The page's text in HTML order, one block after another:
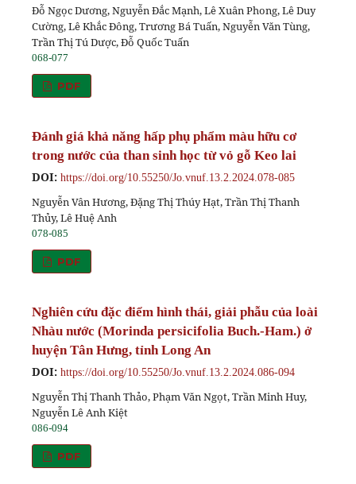
Đỗ Ngọc Dương, Nguyễn Đắc Mạnh, Lê Xuân Phong, Lê Duy
Cường, Lê Khắc Đông, Trương Bá Tuấn, Nguyễn Văn Tùng,
Trần Thị Tú Dược, Đỗ Quốc Tuấn
068-077
PDF
Đánh giá khả năng hấp phụ phẩm màu hữu cơ
trong nước của than sinh học từ vỏ gỗ Keo lai
DOI: https://doi.org/10.55250/Jo.vnuf.13.2.2024.078-085
Nguyễn Vân Hương, Đặng Thị Thúy Hạt, Trần Thị Thanh
Thủy, Lê Huệ Anh
078-085
PDF
Nghiên cứu đặc điểm hình thái, giải phẫu của loài
Nhàu nước (Morinda persicifolia Buch.-Ham.) ở
huyện Tân Hưng, tỉnh Long An
DOI: https://doi.org/10.55250/Jo.vnuf.13.2.2024.086-094
Nguyễn Thị Thanh Thảo, Phạm Văn Ngọt, Trần Minh Huy,
Nguyễn Lê Anh Kiệt
086-094
PDF